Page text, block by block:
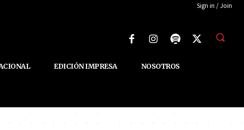
Sign in / Join
EDICIÓN IMPRESA NOSOTROS